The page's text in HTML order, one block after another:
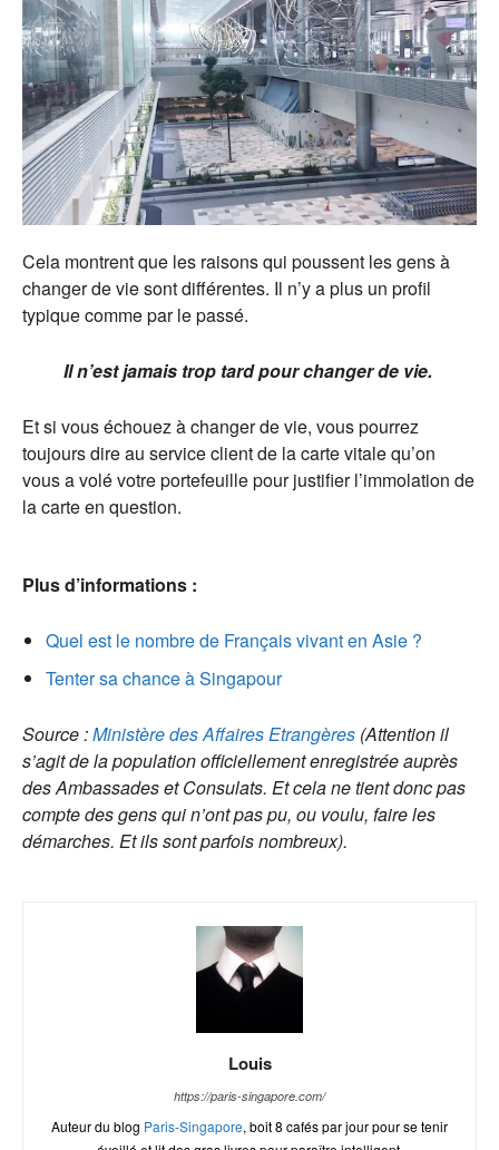
Cela montrent que les raisons qui poussent les gens à
changer de vie sont différentes. Il n’y a plus un profil
typique comme par le passé.
Il n’est jamais trop tard pour changer de vie.
Et si vous échouez à changer de vie, vous pourrez
toujours dire au service client de la carte vitale qu’on
vous a volé votre portefeuille pour justifier l’immolation de
la carte en question.
Plus d’informations :
Quel est le nombre de Français vivant en Asie ?
Tenter sa chance à Singapour
Source :Ministère des Affaires Etrangères (Attention il
s’agit de la population officiellement enregistrée auprès
des Ambassades et Consulats. Et cela ne tient donc pas
compte des gens qui n’ont pas pu, ou voulu, faire les
démarches. Et ils sont parfois nombreux).
Louis
https://paris-singapore.com/
Auteur du blog Paris-Singapore, boit 8 cafés par jour pour se tenir